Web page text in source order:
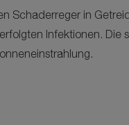
Schaderreger in
Infektionen.